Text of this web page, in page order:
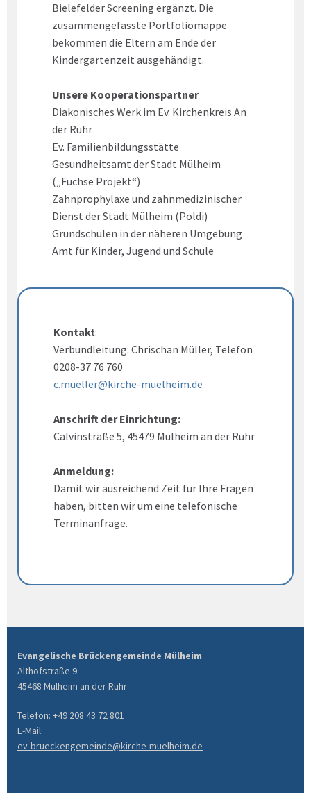
Bielefelder Screening ergänzt. Die
zusammengefasste Portfoliomappe
bekommen die Eltern am Ende der
Kindergartenzeit ausgehändigt.
Unsere Kooperationspartner
Diakonisches Werk im Ev. Kirchenkreis An
der Ruhr
Ev. Familienbildungsstätte
Gesundheitsamt der Stadt Mülheim
(„Füchse Projekt“)
Zahnprophylaxe und zahnmedizinischer
Dienst der Stadt Mülheim (Poldi)
Grundschulen in der näheren Umgebung
Amt für Kinder, Jugend und Schule
Kontakt:
Verbundleitung: Chrischan Müller, Telefon
0208-37 76 760
c.mueller@kirche-muelheim.de
Anschrift der Einrichtung:
Calvinstraße 5, 45479 Mülheim an der Ruhr
Anmeldung:
Damit wir ausreichend Zeit für Ihre Fragen
haben, bitten wir um eine telefonische
Terminanfrage.
Evangelische Brückengemeinde Mülheim
Althofstraße 9
45468 Mülheim an der Ruhr
Telefon: +49 208 43 72 801
E-Mail:
ev-brueckengemeinde@kirche-muelheim.de